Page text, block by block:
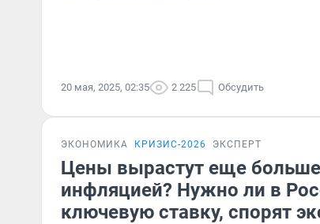
20 мая, 2025, 02:35 2 225 Обсудить
ЭКОНОМИКА КРИЗИС-2026 ЭКСПЕРТ
Цены вырастут еще
инфляцией? Нужно ли в
ключевую ставку, спорят